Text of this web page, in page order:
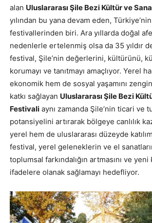
alan Uluslararası Şile Bezi Kültür ve
yılından bu yana devam eden,
festivallerinden biri. Ara yıllarda doğal
nedenlerle ertelenmiş olsa da 35 yıldır
festival, Şile’nin değerlerini, kültürünü,
korumayı ve tanıtmayı amaçlıyor. Yerel
ekonomik hem de sosyal yaşamını
katkı sağlayan Uluslararası Şile Bezi
Festivali aynı zamanda Şile’nin ticari ve
potansiyelini artırarak bölgeye canlılık
yerel hem de uluslararası düzeyde
festival, yerel geleneklerin ve el
toplumsal farkındalığın artmasını ve
ifadelere olanak sağlamayı hedefliyor.